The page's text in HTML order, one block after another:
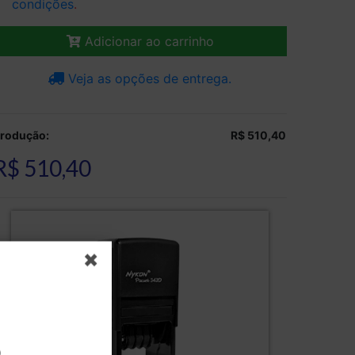
condições.
Adicionar ao carrinho
Veja as opções de entrega.
R$ 510,40
510,40